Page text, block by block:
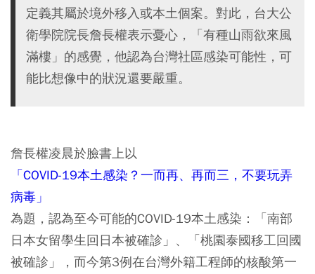
定義其屬於境外移入或本土個案。對此，台大公
衛學院院長詹長權表示憂心，「有種山雨欲來風
滿樓」的感覺，他認為台灣社區感染可能性，可
能比想像中的狀況還要嚴重。
詹長權凌晨於臉書上以
「COVID-19本土感染？一而再、再而三，不要玩弄
病毒」
為題，認為至今可能的COVID-19本土感染：「南部
日本女留學生回日本被確診」、「桃園泰國移工回國
被確診」，而今第3例在台灣外籍工程師的核酸第一